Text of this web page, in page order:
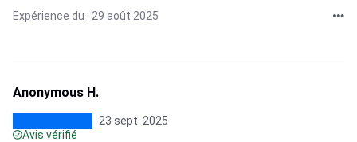
Expérience du : 29 août 2025
Anonymous H.
23 sept. 2025
Avis vérifié